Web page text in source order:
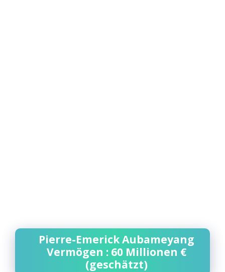
Pierre-Emerick Aubameyang
Vermögen : 60 Millionen €
(geschätzt)